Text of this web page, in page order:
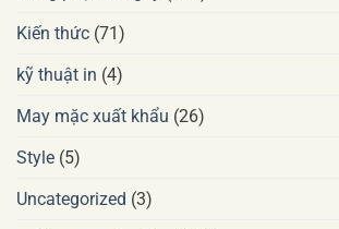
Kiến thức (71)
kỹ thuật in (4)
May mặc xuất khẩu (26)
Style (5)
Uncategorized (3)